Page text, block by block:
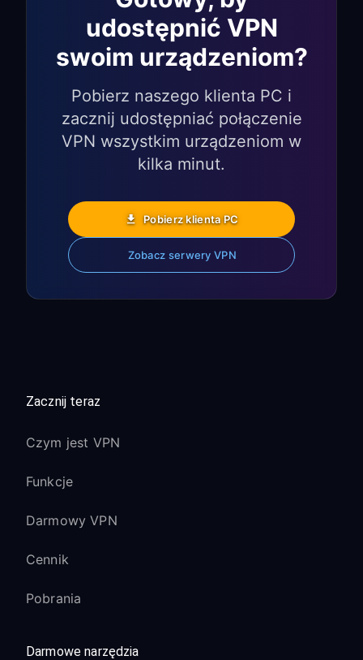
udostępnić VPN
swoim urządzeniom?
Pobierz naszego klienta PC i
zacznij udostępniać połączenie
VPN wszystkim urządzeniom w
kilka minut.
Pobierz klienta PC
Zobacz serwery VPN
Zacznij teraz
Czym jest VPN
Funkcje
Darmowy VPN
Cennik
Pobrania
Darmowe narzędzia